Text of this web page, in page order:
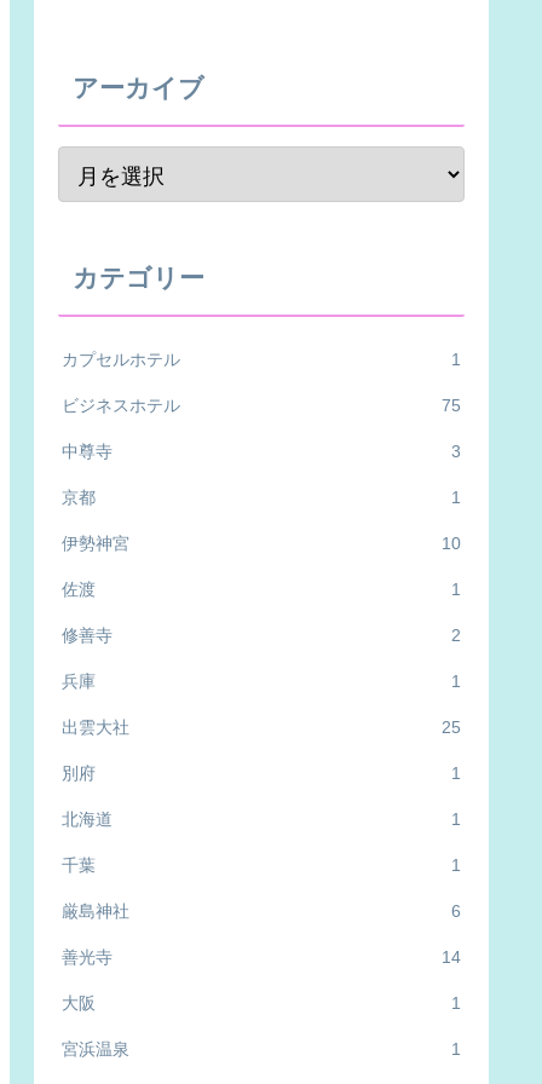
アーカイブ
カテゴリー
カプセルホテル 1
ビジネスホテル 75
中尊寺 3
京都 1
伊勢神宮 10
佐渡 1
修善寺 2
兵庫 1
出雲大社 25
別府 1
北海道 1
千葉 1
厳島神社 6
善光寺 14
大阪 1
宮浜温泉 1